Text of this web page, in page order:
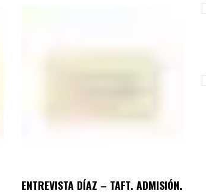
ENTREVISTA DÍAZ – TAFT. ADMISIÓN.